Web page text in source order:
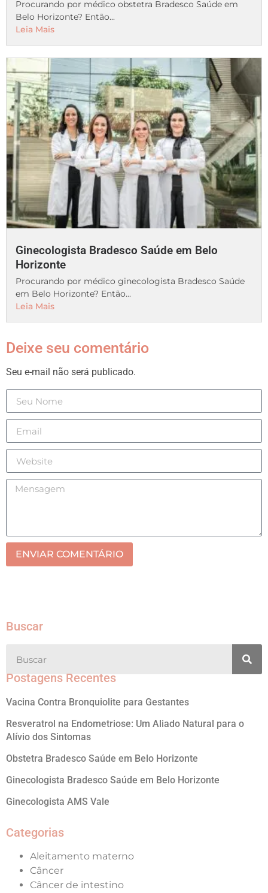
Procurando por médico obstetra Bradesco Saúde em
Belo Horizonte? Então...
Leia Mais
Ginecologista Bradesco Saúde em Belo
Horizonte
Procurando por médico ginecologista Bradesco Saúde
em Belo Horizonte? Então...
Leia Mais
Deixe seu comentário
Seu e-mail não será publicado.
ENVIAR COMENTÁRIO
Buscar
Postagens Recentes
Vacina Contra Bronquiolite para Gestantes
Resveratrol na Endometriose: Um Aliado Natural para o
Alívio dos Sintomas
Obstetra Bradesco Saúde em Belo Horizonte
Ginecologista Bradesco Saúde em Belo Horizonte
Ginecologista AMS Vale
Categorias
Aleitamento materno
Câncer
Câncer de intestino